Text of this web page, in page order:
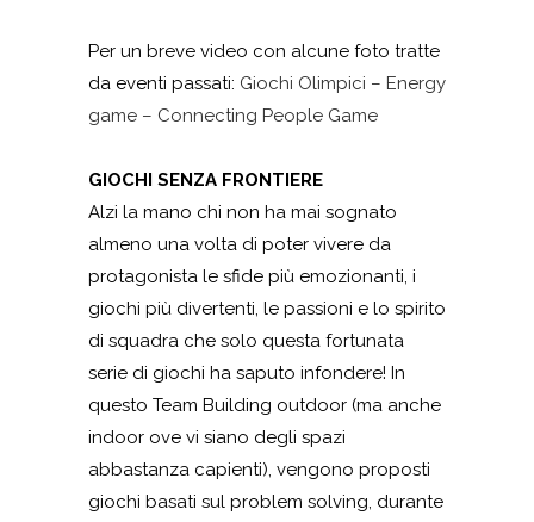
Per un breve video con alcune foto tratte
da eventi passati: Giochi Olimpici – Energy
game – Connecting People Game
GIOCHI SENZA FRONTIERE
Alzi la mano chi non ha mai sognato
almeno una volta di poter vivere da
protagonista le sfide più emozionanti, i
giochi più divertenti, le passioni e lo spirito
di squadra che solo questa fortunata
serie di giochi ha saputo infondere! In
questo Team Building outdoor (ma anche
indoor ove vi siano degli spazi
abbastanza capienti), vengono proposti
giochi basati sul problem solving, durante